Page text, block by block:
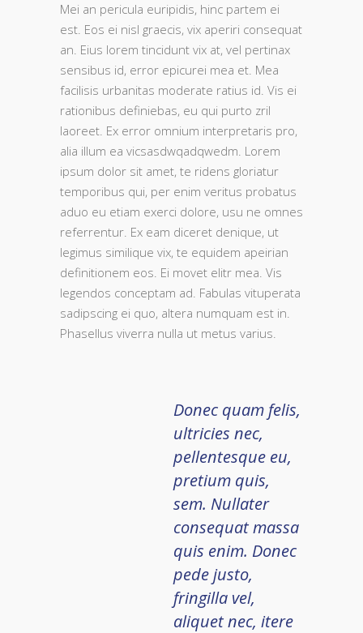
Mei an pericula euripidis, hinc partem ei
est. Eos ei nisl graecis, vix aperiri consequat
an. Eius lorem tincidunt vix at, vel pertinax
sensibus id, error epicurei mea et. Mea
facilisis urbanitas moderate ratius id. Vis ei
rationibus definiebas, eu qui purto zril
laoreet. Ex error omnium interpretaris pro,
alia illum ea vicsasdwqadqwedm. Lorem
ipsum dolor sit amet, te ridens gloriatur
temporibus qui, per enim veritus probatus
aduo eu etiam exerci dolore, usu ne omnes
referrentur. Ex eam diceret denique, ut
legimus similique vix, te equidem apeirian
definitionem eos. Ei movet elitr mea. Vis
legendos conceptam ad. Fabulas vituperata
sadipscing ei quo, altera numquam est in.
Phasellus viverra nulla ut metus varius.
Donec quam felis,
ultricies nec,
pellentesque eu,
pretium quis,
sem. Nullater
consequat massa
quis enim. Donec
pede justo,
fringilla vel,
aliquet nec, itere